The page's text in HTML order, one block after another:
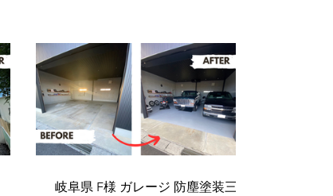
岐阜県 F様 ガレージ 防塵塗装三分